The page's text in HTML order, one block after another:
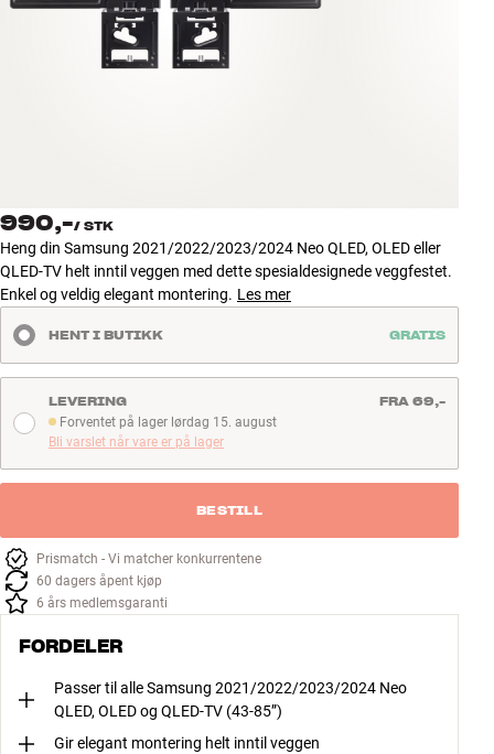
Tilbehør
INSPIRASJON
TILBUD
Finn Butikk
Kundeservice
Logg inn
Kundeservice
990,-/ STK
Heng din Samsung 2021/2022/2023/2024 Neo QLED, OLED eller
QLED-TV helt inntil veggen med dette spesialdesignede veggfestet.
Enkel og veldig elegant montering. Les mer
HENT I BUTIKK GRATIS
Forventet på lager lørdag 15. august
Forventet på lager lørdag 15. august
Bli varslet når vare er på lager
LEVERING FRA 69,-
BESTILL
Prismatch - Vi matcher konkurrentene
60 dagers åpent kjøp
6 års medlemsgaranti
FORDELER
Passer til alle Samsung 2021/2022/2023/2024 Neo
QLED, OLED og QLED-TV (43-85”)
Gir elegant montering helt inntil veggen